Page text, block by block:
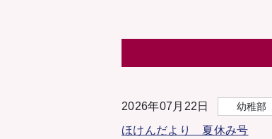
2026年07月22日 幼稚部
ほけんだより 夏休み号